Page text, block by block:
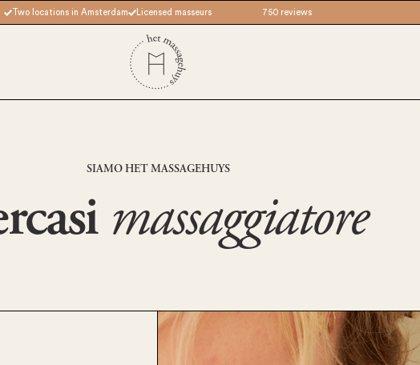
Two locations in Amsterdam Licensed masseurs 750 reviews
SIAMO HET MASSAGEHUYS
massaggiatore